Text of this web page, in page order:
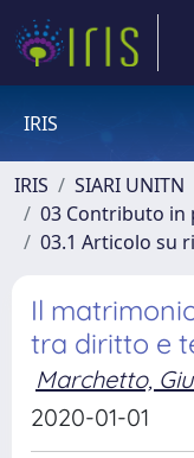
IRIS
IRIS
SIARI UNITN
03 Contributo in
03.1 Articolo su
Il
tra diritto e
Marchetto,
2020-01-01